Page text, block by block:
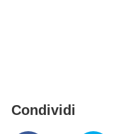
Condividi